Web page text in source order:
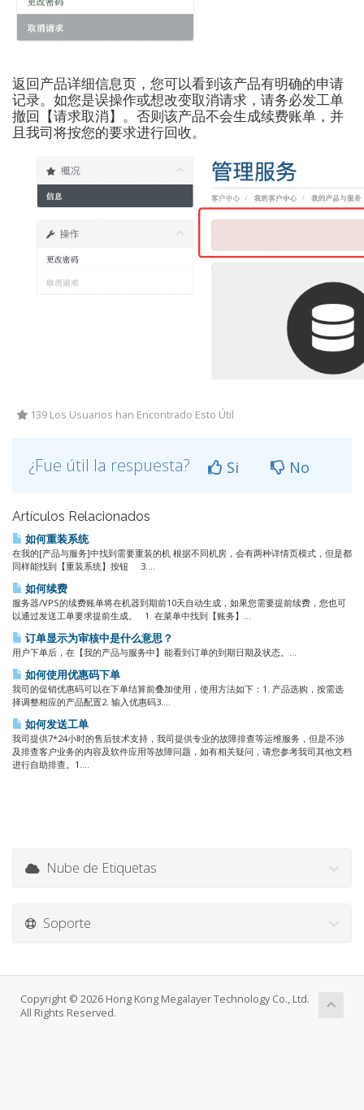
返回产品详细信息页，您可以看到该产品有明确的申请
记录。如您是误操作或想改变取消请求，请务必发工单
撤回【请求取消】。否则该产品不会生成续费账单，并
且我司将按您的要求进行回收。
139 Los Usuarios han Encontrado Esto Útil
¿Fue útil la respuesta? Si No
Artículos Relacionados
如何重装系统
在我的[产品与服务]中找到需要重装的机 根据不同机房，会有两种详情页模式，但是都
同样能找到【重装系统】按钮 3....
如何续费
服务器/VPS的续费账单将在机器到期前10天自动生成，如果您需要提前续费，您也可
以通过发送工单要求提前生成。 1. 在菜单中找到【账务】...
订单显示为审核中是什么意思？
用户下单后，在【我的产品与服务中】能看到订单的到期日期及状态。...
如何使用优惠码下单
我司的促销优惠码可以在下单结算前叠加使用，使用方法如下：1. 产品选购，按需选
择调整相应的产品配置2. 输入优惠码3....
如何发送工单
我司提供7*24小时的售后技术支持，我司提供专业的故障排查等运维服务，但是不涉
及排查客户业务的内容及软件应用等故障问题，如有相关疑问，请您参考我司其他文档
进行自助排查。1....
Nube de Etiquetas
Soporte
Copyright © 2026 Hong Kong Megalayer Technology Co., Ltd.
All Rights Reserved.